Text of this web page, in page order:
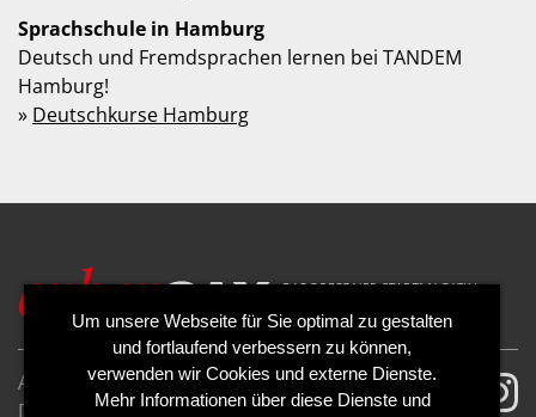
Sprachschule in Hamburg
Deutsch und Fremdsprachen lernen bei TANDEM
Hamburg!
» Deutschkurse Hamburg
AGB
Impressum
Datenschutzerklärung
Cookies
Um unsere Webseite für Sie optimal zu gestalten
und fortlaufend verbessern zu können,
verwenden wir Cookies und externe Dienste.
Mehr Informationen über diese Dienste und